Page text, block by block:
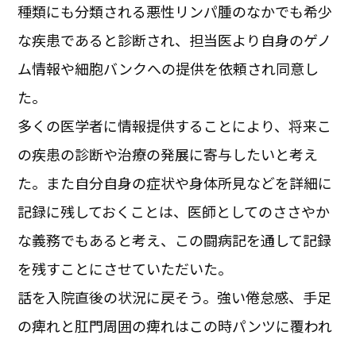
種類にも分類される悪性リンパ腫のなかでも希少
な疾患であると診断され、担当医より自身のゲノ
ム情報や細胞バンクへの提供を依頼され同意し
た。
多くの医学者に情報提供することにより、将来こ
の疾患の診断や治療の発展に寄与したいと考え
た。また自分自身の症状や身体所見などを詳細に
記録に残しておくことは、医師としてのささやか
な義務でもあると考え、この闘病記を通して記録
を残すことにさせていただいた。
話を入院直後の状況に戻そう。強い倦怠感、手足
の痺れと肛門周囲の痺れはこの時パンツに覆われ